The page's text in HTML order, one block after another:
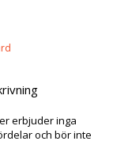
erbjuder inga
och bör inte